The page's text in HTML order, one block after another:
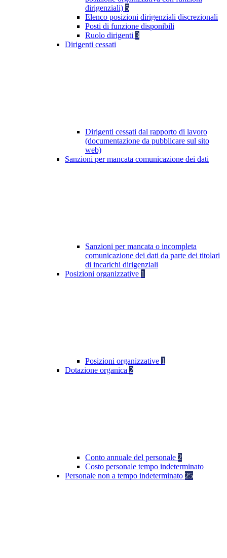
dirigenziali) 5
Elenco posizioni dirigenziali discrezionali
Posti di funzione disponibili
Ruolo dirigenti 3
Dirigenti cessati
Dirigenti cessati dal rapporto di lavoro
(documentazione da pubblicare sul sito
web)
Sanzioni per mancata comunicazione dei dati
Sanzioni per mancata o incompleta
comunicazione dei dati da parte dei titolari
di incarichi dirigenziali
Posizioni organizzative 1
Posizioni organizzative 1
Dotazione organica 2
Conto annuale del personale 2
Costo personale tempo indeterminato
Personale non a tempo indeterminato 25